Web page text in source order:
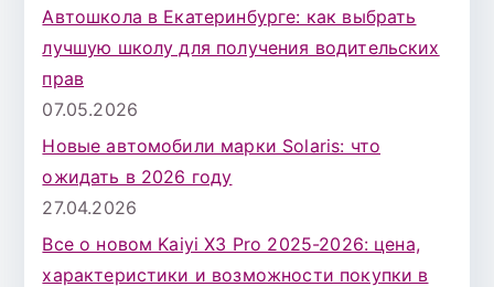
Автошкола в Екатеринбурге: как выбрать
лучшую школу для получения водительских
прав
07.05.2026
Новые автомобили марки Solaris: что
ожидать в 2026 году
27.04.2026
Все о новом Kaiyi X3 Pro 2025-2026: цена,
характеристики и возможности покупки в